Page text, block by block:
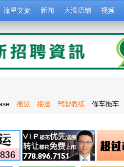
流星文摘 新闻 大温店铺 视频
搬运 接送 驾驶教练 修车拖车